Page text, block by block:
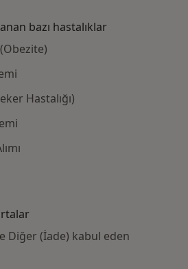
bazı hastalıklar
Hastalığı)
Diğer (İade) kabul eden